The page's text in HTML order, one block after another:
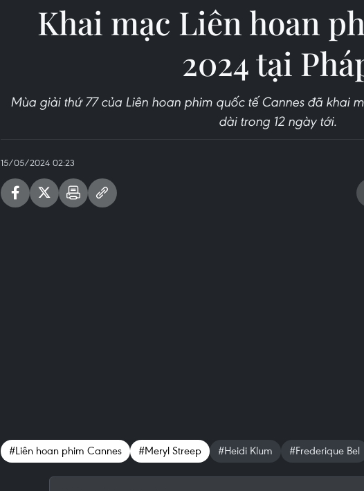
Khai mạc Liên hoan
2024 tại
Mùa giải thứ 77 của Liên hoan phim quốc tế Cannes đã khai
dài trong 12 ngày tới.
15/05/2024 02:23
#Liên hoan phim Cannes #Meryl Streep #Heidi Klum #Frederique Bel